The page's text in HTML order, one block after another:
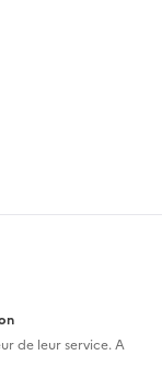
de leur service. A